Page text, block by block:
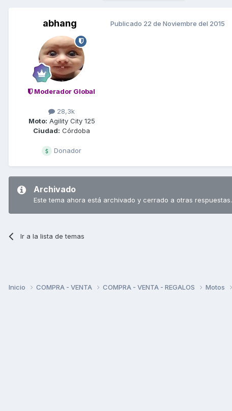
abhang
Moderador Global
28,3k
Moto: Agility City 125
Ciudad: Córdoba
Donador
Publicado 22 de Noviembre del 2015
Archivado
Este tema ahora está archivado y cerrado a otras respuestas.
Ir a la lista de temas
Inicio COMPRA - VENTA COMPRA - VENTA - REGALOS Motos